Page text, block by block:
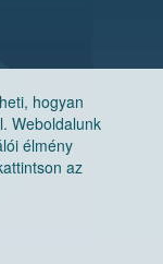
hogyan
Weboldalunk
élmény
az